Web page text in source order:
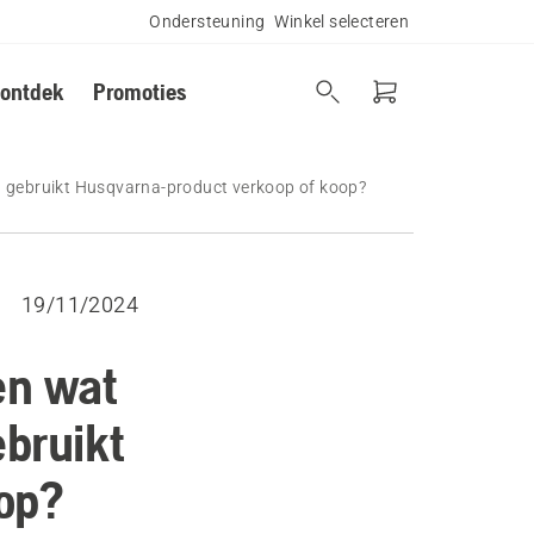
Ondersteuning Winkel selecteren
Promoties
Husqvarna-product verkoop of koop?
19/11/2024
wat